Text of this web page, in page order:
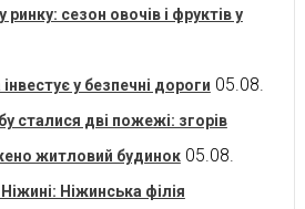
сезон овочів і фруктів у
у безпечні дороги 05.08.
сталися дві пожежі: згорів
житловий будинок 05.08.
Ніжині: Ніжинська філія